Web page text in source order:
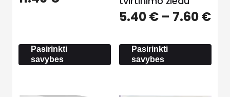
11.40 €
Pasirinkti
savybes
5.40€ – 7.60€
Pasirinkti
savybes